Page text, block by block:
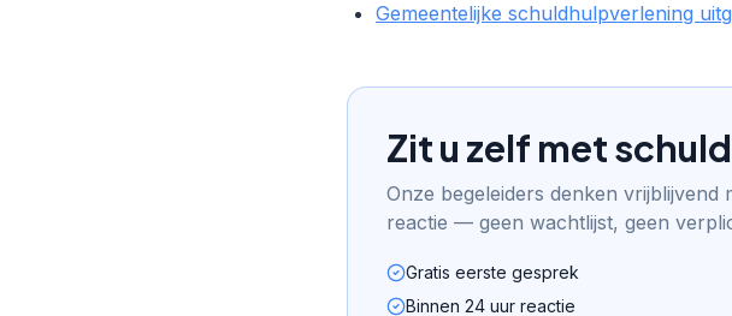
Gemeentelijke schuldhulpverlening
Zit u zelf met
Onze begeleiders denken
reactie — geen wachtlijst, geen
Gratis eerste gesprek
Binnen 24 uur reactie